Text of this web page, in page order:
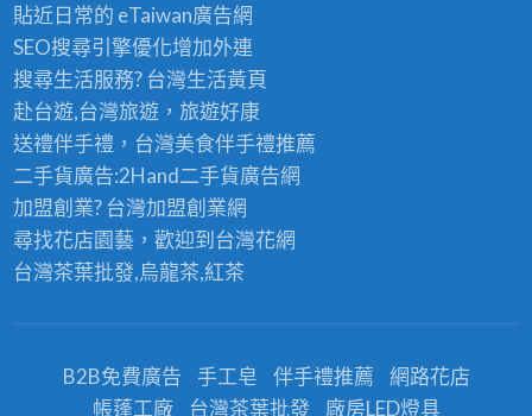
貼近日常的 eTaiwan廣告網
SEO搜尋引擎優化增加外連
搜尋生活服務? 台灣生活黃頁
赴台遊,台灣旅遊，旅遊好康
送禮伴手禮，台灣美食伴手禮推薦
二手貨廣告:2Hand二手貨廣告網
加盟創業? 台灣加盟創業網
尋找花店園藝，歡迎到台灣花網
台灣茶葉批發,烏龍茶,紅茶
B2B免費廣告 手工皂 伴手禮推薦
網路花店
帳蓬工廠
台灣茶葉批發 廠房LED燈具